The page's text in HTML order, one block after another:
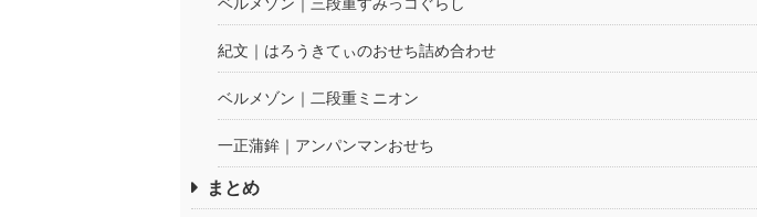
紀文｜はろうきてぃのおせち詰め合わせ
ベルメゾン｜二段重ミニオン
一正蒲鉾｜アンパンマンおせち
まとめ